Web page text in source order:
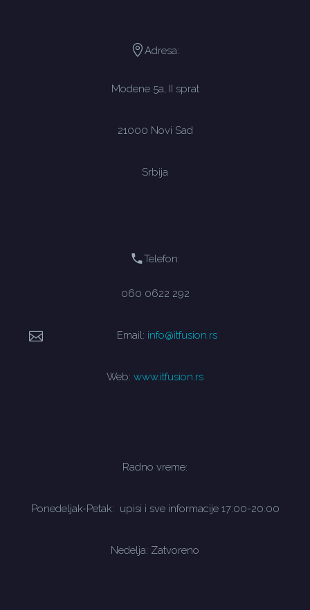
Adresa:
Modene 5a, II sprat
21000 Novi Sad
Srbija
Telefon:
060 0622 292
Email: info@itfusion.rs
Web: www.itfusion.rs
Radno vreme:
Ponedeljak-Petak: upisi i sve informacije 17:00-20:00
Nedelja: Zatvoreno